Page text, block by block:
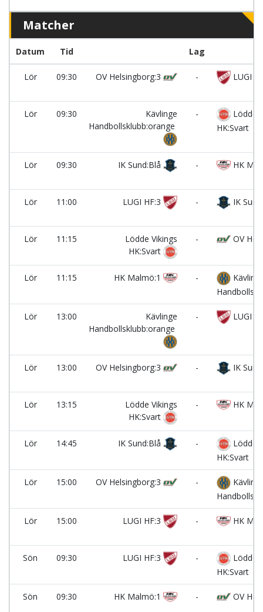
Matcher
Datum Tid Lag
Lör 09:30 OV Helsingborg:3 - LUGI
Lör 09:30
Kävlinge
Handbollsklubb:orange
-
Lödde
HK:Svart
Lör 09:30 IK Sund:Blå - HK
Lör 11:00 LUGI HF:3 - IK
Lör 11:15
Lödde Vikings
HK:Svart
- OV
Lör 11:15 HK Malmö:1 -
Lör 13:00
Kävlinge
Handbollsklubb:orange
- LUGI
Lör 13:00 OV Helsingborg:3 - IK
Lör 13:15
Lödde Vikings
HK:Svart
- HK
Lör 14:45 IK Sund:Blå -
Lödde
HK:Svart
Lör 15:00 OV Helsingborg:3 -
Lör 15:00 LUGI HF:3 - HK
Sön 09:30 LUGI HF:3 -
Lödde
HK:Svart
Sön 09:30 HK Malmö:1 - OV